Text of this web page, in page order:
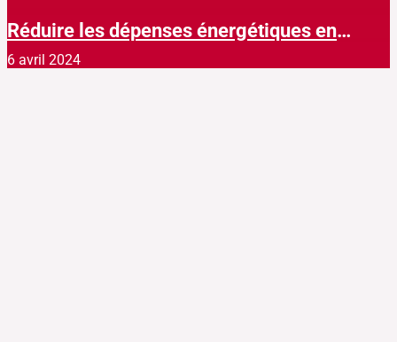
Réduire les dépenses énergétiques en
entreprise: 5 stratégies clés pour 2024
6 avril 2024